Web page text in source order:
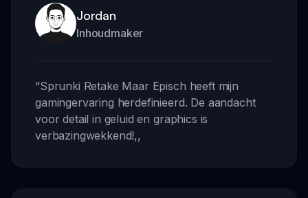
Jordan
Inhoudmaker
“Sprunki Retake Maar Episch heeft mijn
gamingervaring herdefinieerd. De aandacht
voor detail in geluid en graphics is
verbazingwekkend!,,